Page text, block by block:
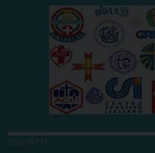
CONTATTI